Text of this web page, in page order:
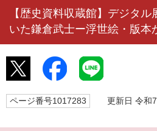
【歴史資料収蔵館】デジタ
いた鎌倉武士ー浮世絵・版本
ページ番号1017283 更新日 令和7